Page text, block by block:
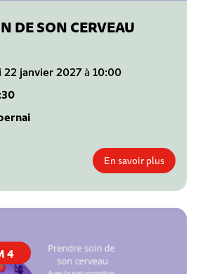
DE SON CERVEAU
22 janvier 2027à 10:00
En savoir plus
4